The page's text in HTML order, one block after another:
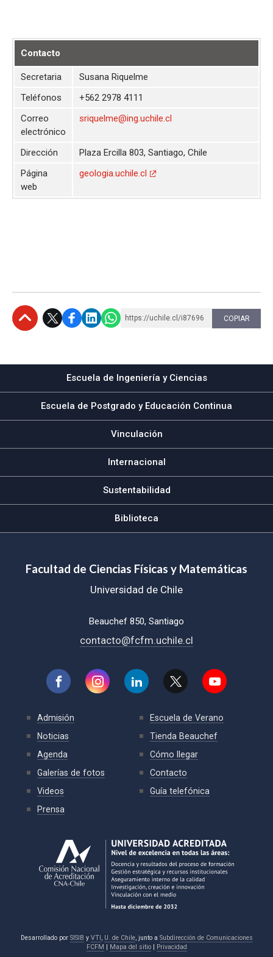
Contacto
Secretaria
Susana Riquelme
Teléfonos
+562 2978 4111
Correo
electrónico
sriquelme@ing.uchile.cl
Dirección
Plaza Ercilla 803, Santiago, Chile
Página
web
geologia.uchile.cl
https://uchile.cl/i87696 COPIAR
Escuela de Ingeniería y Ciencias
Escuela de Postgrado y Educación Continua
Vinculación
Internacional
Sustentabilidad
Biblioteca
Facultad de Ciencias Físicas y Matemáticas
Universidad de Chile
Beauchef 850, Santiago
contacto@fcfm.uchile.cl
Admisión
Noticias
Agenda
Galerías de fotos
Videos
Prensa
Escuela de Verano
Tienda Beauchef
Cómo llegar
Contacto
Guía telefónica
Desarrollado por SISIB y VTI , U. de Chile, junto a Subdirección de Comunicaciones
FCFM
Mapa del sitio| Privacidad